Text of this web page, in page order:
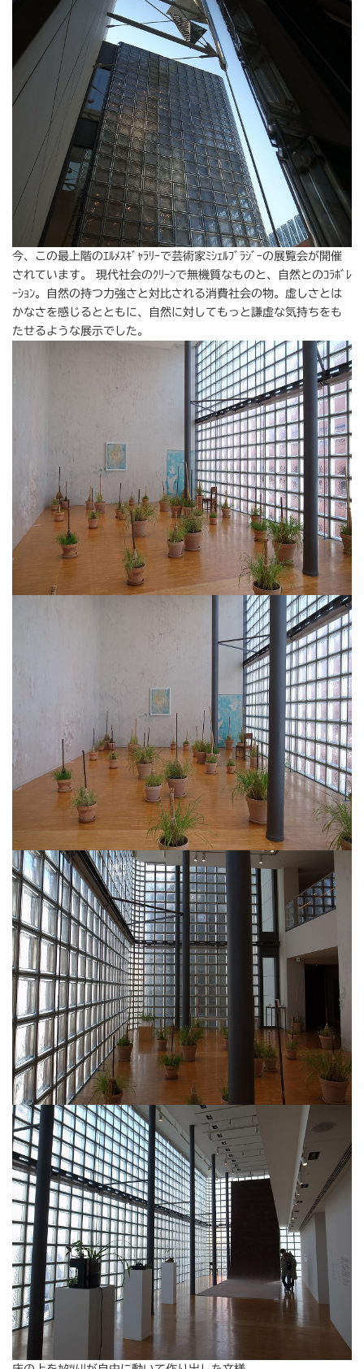
今、この最上階のｴﾙﾒｽｷﾞｬﾗﾘｰで芸術家ﾐｼｪﾙﾌﾞﾗｼﾞｰの展覧会が開催
されています。 現代社会のｸﾘｰﾝで無機質なものと、自然とのｺﾗﾎﾞﾚ
ｰｼｮﾝ。自然の持つ力強さと対比される消費社会の物。虚しさとは
かなさを感じるとともに、自然に対してもっと謙虚な気持ちをも
たせるような展示でした。